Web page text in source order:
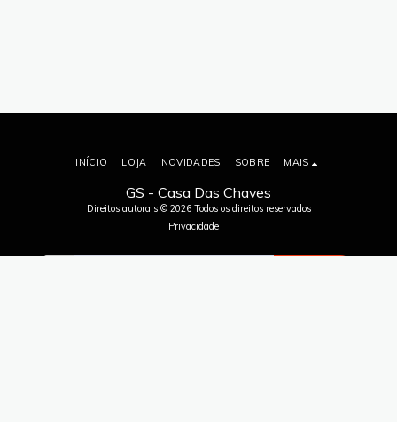
GS - Casa Das Chaves
Direitos autorais © 2026 Todos os direitos reservados
Privacidade
INÍCIO LOJA NOVIDADES SOBRE MAIS